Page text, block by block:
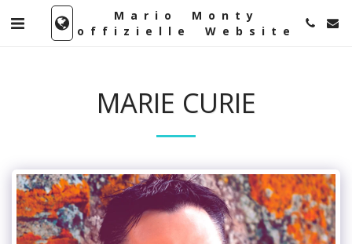
Mario Monty
offizielle Website
MARIE CURIE